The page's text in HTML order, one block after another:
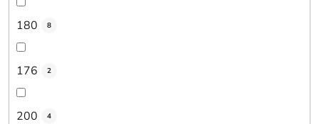
180 8
176 2
200 4